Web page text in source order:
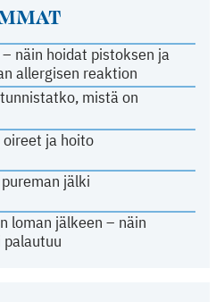
näin hoidat pistoksen ja
allergisen reaktion
mistä on
ja hoito
jälki
loman jälkeen – näin